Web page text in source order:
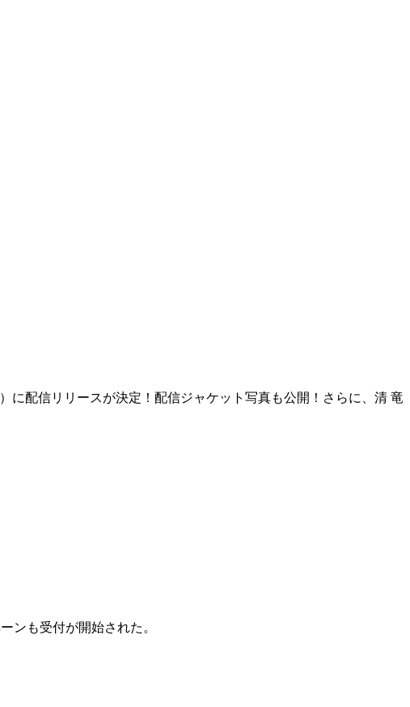
に配信リリースが決定！配信ジャケット写真も公開！さらに、清 竜
ンも受付が開始された。